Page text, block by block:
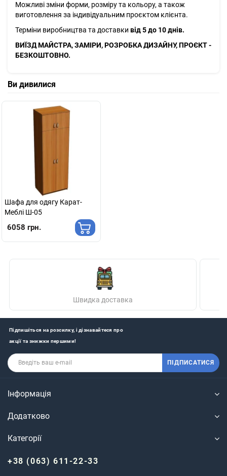
Можливі зміни форми, розміру та кольору, а також
виготовлення за індивідуальним проєктом клієнта.
Терміни виробництва та доставки від 5 до 10 днів.
ВИЇЗД МАЙСТРА, ЗАМІРИ, РОЗРОБКА ДИЗАЙНУ, ПРОЄКТ -
БЕЗКОШТОВНО.
Ви дивилися
Шафа для одягу Карат-
Меблі Ш-05
6058 грн.
Швидка доставка
Підпишіться на розсилку, і дізнавайтеся про
акції та знижки першими!
ПІДПИСАТИСЯ
Інформація
Додатково
Категорії
+38 (063) 611-22-33